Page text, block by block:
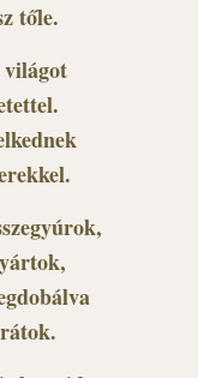
tőle.